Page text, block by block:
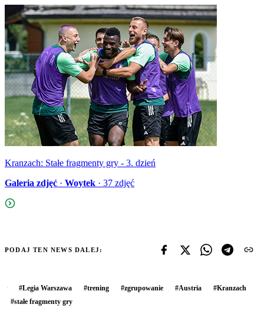
Kranzach: Stałe fragmenty gry - 3. dzień
Galeria zdjęć · Woytek · 37 zdjęć
PODAJ TEN NEWS DALEJ:
#Legia Warszawa #trening #zgrupowanie #Austria #Kranzach
#stałe fragmenty gry